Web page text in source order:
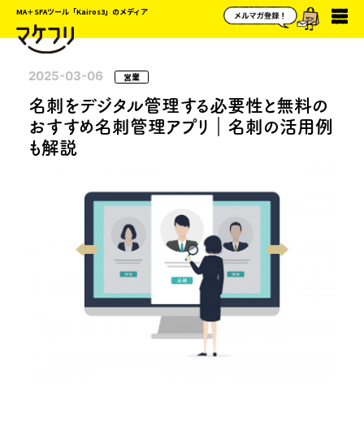
MA＋SFAツール「Kairos3」のメディア
2025-03-06 営業
名刺をデジタル管理する必要性と無料の
おすすめ名刺管理アプリ｜名刺の活用例
も解説